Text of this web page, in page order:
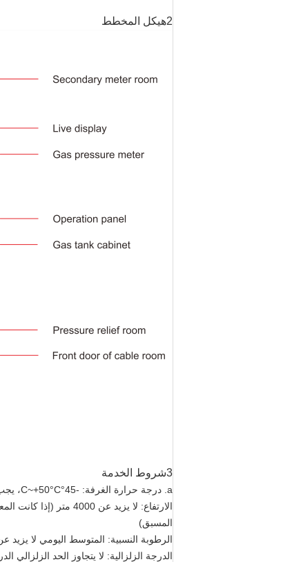
2هيكل المخطط
3شروط الخدمة
a. درجة حرارة الغرفة: -45°C~+50°C، يجب ألا تتجاوز القيمة المتوسطة اليومية 35 °C
المسبق)
الرطوبة النسبية: المتوسط اليومي لا يزيد عن 95%، المتوسط الشهري لا يزيد عن
الدرجة الزلزالية: لا يتجاوز الحد الزلزالي